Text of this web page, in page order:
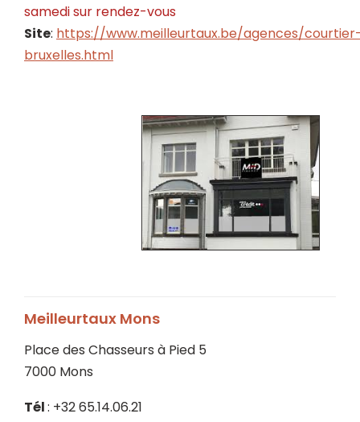
samedisur rendez-vous
Site: https://www.meilleurtaux.be/agences/
bruxelles.html
Meilleurtaux Mons
Place des Chasseurs à Pied 5
7000 Mons
Tél: +32 65.14.06.21